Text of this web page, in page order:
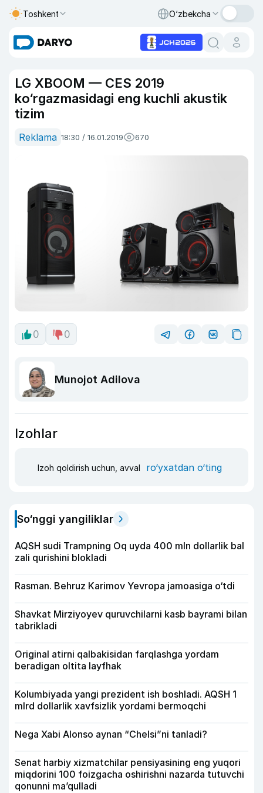
Toshkent O‘zbekcha
LG XBOOM — CES 2019
ko‘rgazmasidagi eng kuchli akustik
tizim
Reklama 18:30 / 16.01.2019 670
0 0
Munojot Adilova
Izohlar
Izoh qoldirish uchun, avval ro‘yxatdan o‘ting
So‘nggi yangiliklar
AQSH sudi Trampning Oq uyda 400 mln dollarlik bal
zali qurishini blokladi
Rasman. Behruz Karimov Yevropa jamoasiga o‘tdi
Shavkat Mirziyoyev quruvchilarni kasb bayrami bilan
tabrikladi
Original atirni qalbakisidan farqlashga yordam
beradigan oltita layfhak
Kolumbiyada yangi prezident ish boshladi. AQSH 1
mlrd dollarlik xavfsizlik yordami bermoqchi
Nega Xabi Alonso aynan “Chelsi”ni tanladi?
Senat harbiy xizmatchilar pensiyasining eng yuqori
miqdorini 100 foizgacha oshirishni nazarda tutuvchi
qonunni ma’qulladi